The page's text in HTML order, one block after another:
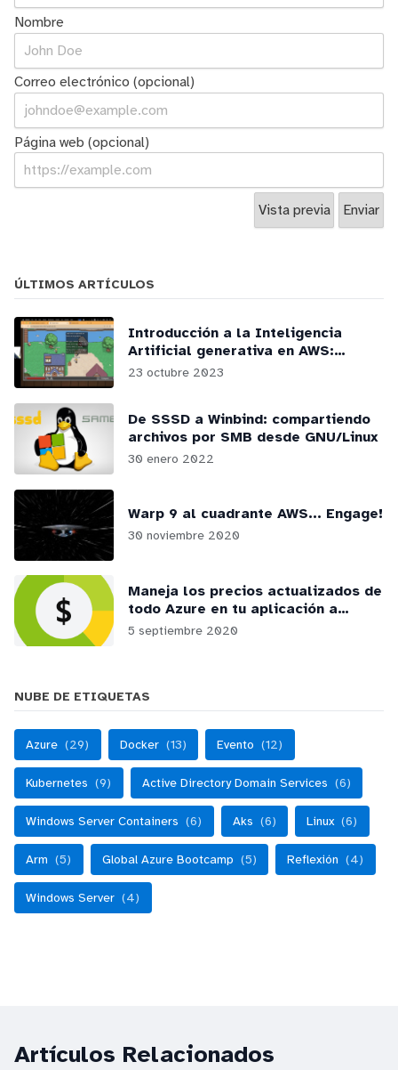
Nombre
Correo electrónico (opcional)
Página web (opcional)
ÚLTIMOS ARTÍCULOS
Introducción a la Inteligencia
Artificial generativa en AWS:
webinars y podcasts
23 octubre 2023
De SSSD a Winbind: compartiendo
archivos por SMB desde GNU/Linux
30 enero 2022
Warp 9 al cuadrante AWS... Engage!
30 noviembre 2020
Maneja los precios actualizados de
todo Azure en tu aplicación a
través de la RateCard API
5 septiembre 2020
NUBE DE ETIQUETAS
Azure (29) Docker (13) Evento (12)
Kubernetes (9) Active Directory Domain Services (6)
Windows Server Containers (6) Aks (6) Linux (6)
Arm (5) Global Azure Bootcamp (5) Reflexión (4)
Windows Server (4)
Artículos Relacionados